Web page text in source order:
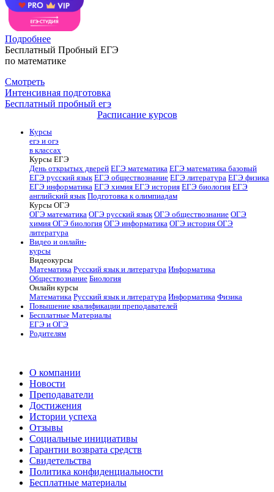
Подробнее
Бесплатный Пробный ЕГЭ
по математике
Смотреть
Интенсивная подготовка
Бесплатный пробный егэ
Расписание курсов
Курсы
егэ и огэ
в классах
Курсы ЕГЭ
День открытых дверей ЕГЭ математика ЕГЭ математика базовый
ЕГЭ русский язык ЕГЭ обществознание ЕГЭ литература ЕГЭ физика
ЕГЭ информатика ЕГЭ химия ЕГЭ история ЕГЭ биология ЕГЭ
английский язык Подготовка к олимпиадам
Курсы ОГЭ
ОГЭ математика ОГЭ русский язык ОГЭ обществознание ОГЭ
химия ОГЭ биология ОГЭ информатика ОГЭ история ОГЭ
литература
Видео и онлайн-
курсы
Видеокурсы
Математика Русский язык и литература Информатика
Обществознание Биология
Онлайн курсы
Математика Русский язык и литература Информатика Физика
Повышение квалификации преподавателей
Бесплатные Материалы
ЕГЭ и ОГЭ
Родителям
О компании
Новости
Преподаватели
Достижения
Истории успеха
Отзывы
Социальные инициативы
Гарантии возврата средств
Свидетельства
Политика конфиденциальности
Бесплатные материалы